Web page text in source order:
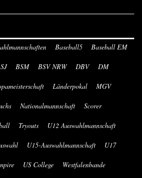
Baseball5 Baseball EM
BSM BSV NRW DBV DM
Länderpokal MGV
Nationalmannschaft Scorer
Tryouts U12 Auswahlmannschaft
U15-Auswahlmannschaft U17
US College Westfalenbande